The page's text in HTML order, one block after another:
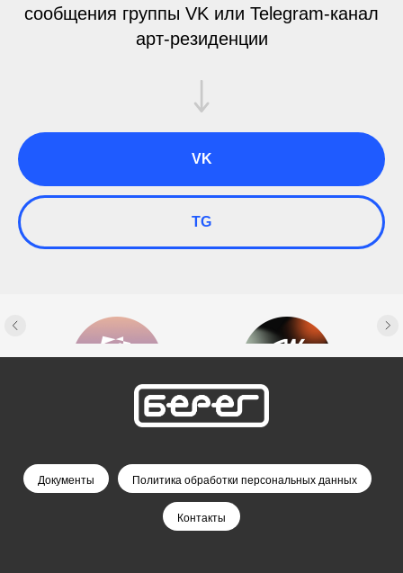
сообщения группы VK или Telegram-канал
арт-резиденции
VK
TG
Документы Политика обработки персональных данных
Контакты